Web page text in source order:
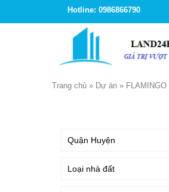
Hotline: 0986866790
Trang chủ » Dự án »